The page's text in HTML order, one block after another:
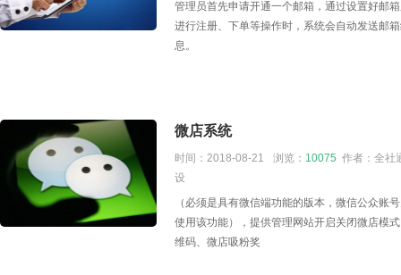
管理员首先申请开通一个邮箱，通过设置好邮
进行注册、下单等操作时，系统会自动发送邮
息。
微店系统
时间：2018-08-21 浏览： 10075 作者：全社
设
（必须是具有微信端功能的版本，微信公众账
使用该功能），提供管理网站开启关闭微店模
维码、微店吸粉奖